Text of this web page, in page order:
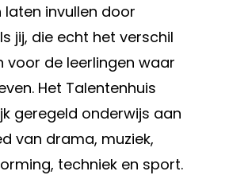
laten invullen door
jij, die echt het verschil
voor de leerlingen waar
Het Talentenhuis
geregeld onderwijs aan
van drama, muziek,
techniek en sport.